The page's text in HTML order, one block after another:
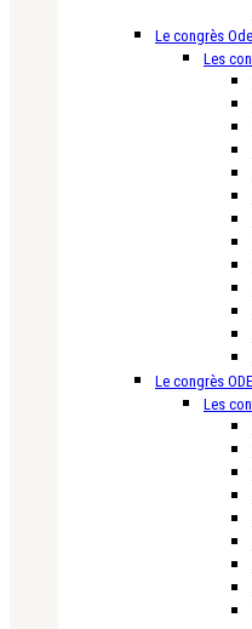
Le congrès
Les
Le congrès
Les